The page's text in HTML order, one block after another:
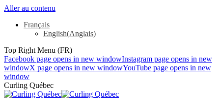
Aller au contenu
Français
English(Anglais)
Top Right Menu (FR)
Facebook page opens in new windowInstagram page opens in new
windowX page opens in new windowYouTube page opens in new
window
Curling Québec